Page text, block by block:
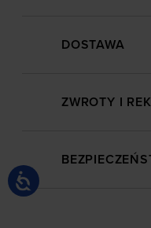
DOSTAWA
ZWROTY I